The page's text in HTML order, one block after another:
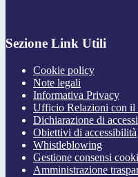
Sezione Link Utili
Cookie policy
Note legali
Informativa Privacy
Ufficio Relazioni con il
Dichiarazione di
Obiettivi di accessibilità
Whistleblowing
Gestione consensi
Amministrazione